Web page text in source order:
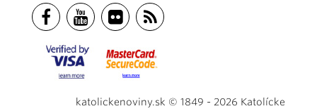
katolickenoviny.sk © 1849 - 2026 Katolícke